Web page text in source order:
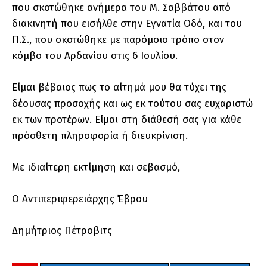
που σκοτώθηκε ανήμερα του Μ. Σαββάτου από
διακινητή που εισήλθε στην Εγνατία Οδό, και του
Π.Σ., που σκοτώθηκε με παρόμοιο τρόπο στον
κόμβο του Αρδανίου στις 6 Ιουλίου.
Είμαι βέβαιος πως το αίτημά μου θα τύχει της
δέουσας προσοχής και ως εκ τούτου σας ευχαριστώ
εκ των προτέρων. Είμαι στη διάθεσή σας για κάθε
πρόσθετη πληροφορία ή διευκρίνιση.
Με ιδιαίτερη εκτίμηση και σεβασμό,
Ο Αντιπεριφερειάρχης Έβρου
Δημήτριος Πέτροβιτς